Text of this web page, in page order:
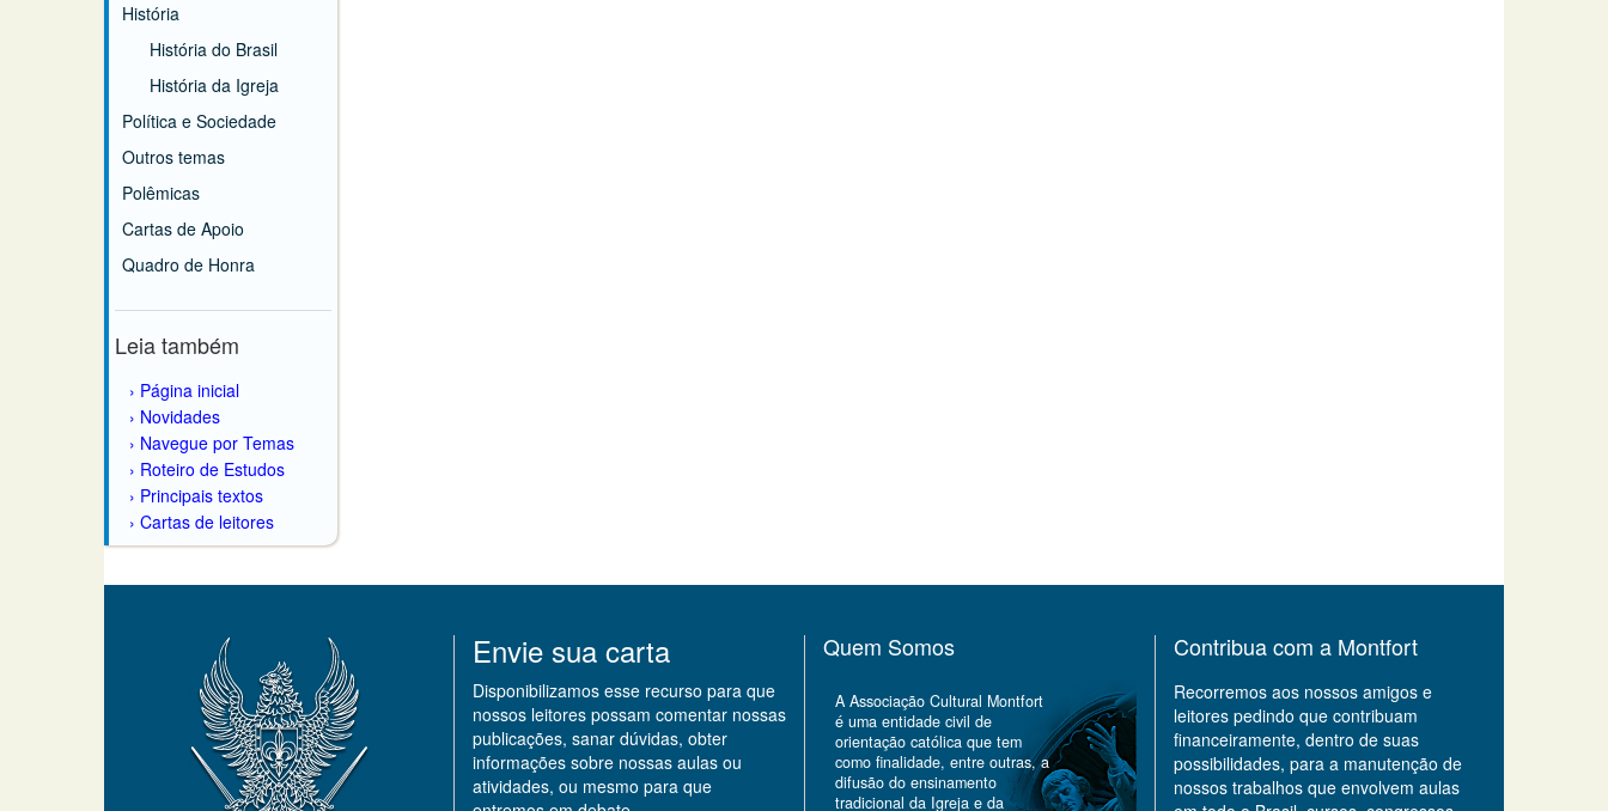
História
História do Brasil
História da Igreja
Política e Sociedade
Outros temas
Polêmicas
Cartas de Apoio
Quadro de Honra
Leia também
Página inicial
Novidades
Navegue por Temas
Roteiro de Estudos
Principais textos
Cartas de leitores
Envie sua carta
Disponibilizamos esse recurso para que
nossos leitores possam comentar nossas
publicações, sanar dúvidas, obter
informações sobre nossas aulas ou
atividades, ou mesmo para que
Quem Somos
A Associação Cultural Montfort
é uma entidade civil de
orientação católica que tem
como finalidade, entre outras, a
difusão do ensinamento
tradicional da Igreja e da
Contribua com a Montfort
Recorremos aos nossos amigos e
leitores pedindo que contribuam
financeiramente, dentro de suas
possibilidades, para a manutenção de
nossos trabalhos que envolvem aulas